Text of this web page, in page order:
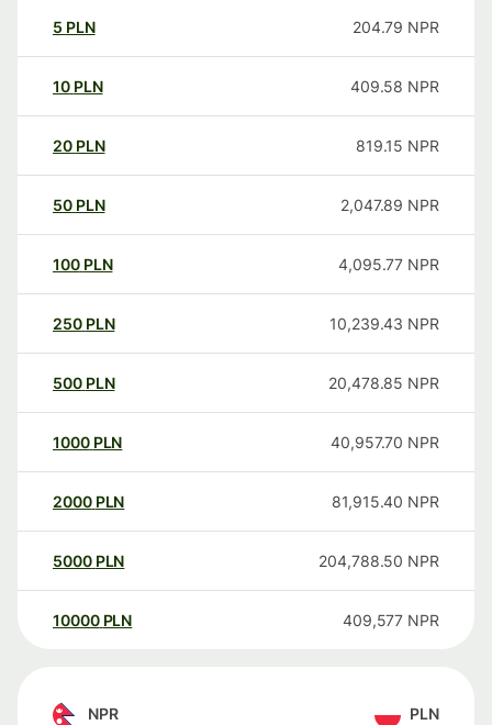
5 PLN 204.79 NPR
10 PLN 409.58 NPR
20 PLN 819.15 NPR
50 PLN 2,047.89 NPR
100 PLN 4,095.77 NPR
250 PLN 10,239.43 NPR
500 PLN 20,478.85 NPR
1000 PLN 40,957.70 NPR
2000 PLN 81,915.40 NPR
5000 PLN 204,788.50 NPR
10000 PLN 409,577 NPR
NPR PLN